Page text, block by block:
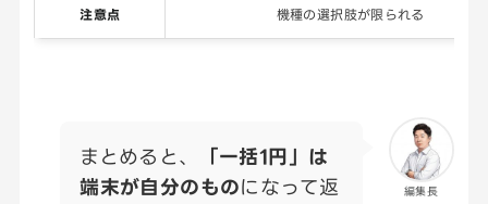
注意点 機種の選択肢が限られる
編集長
まとめると、
「一括1円」は
端末が自分のものになって返